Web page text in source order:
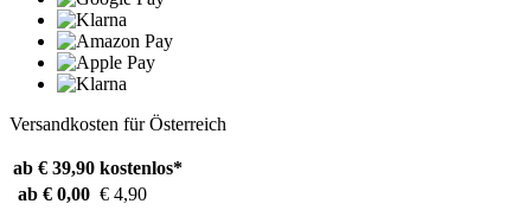
Versandkosten für Österreich
ab € 39,90 kostenlos*
ab € 0,00 € 4,90